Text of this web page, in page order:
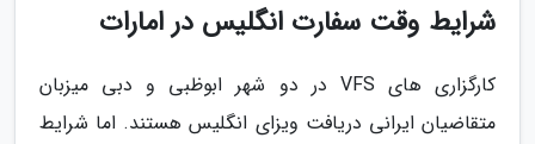
شرایط وقت سفارت انگلیس در امارات
کارگزاری های VFS در دو شهر ابوظبی و دبی میزبان
متقاضیان ایرانی دریافت ویزای انگلیس هستند. اما شرایط